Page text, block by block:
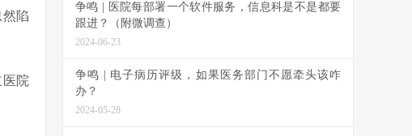
然陷
院
争鸣 | 医院每部署一个软件服务，信息科是不是都要
跟进？（附微调查）
2024-06-23
争鸣 | 电子病历评级，如果医务部门不愿牵头该咋
办？
2024-05-28